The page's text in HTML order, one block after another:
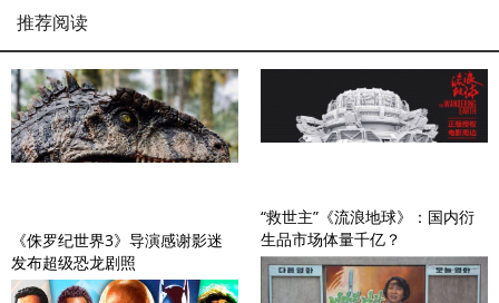
推荐阅读
《侏罗纪世界3》导演感谢影迷
发布超级恐龙剧照
“救世主”《流浪地球》：国内衍
生品市场体量千亿？